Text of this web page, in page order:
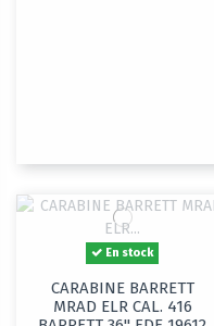
En stock
CARABINE BARRETT
MRAD ELR CAL. 416